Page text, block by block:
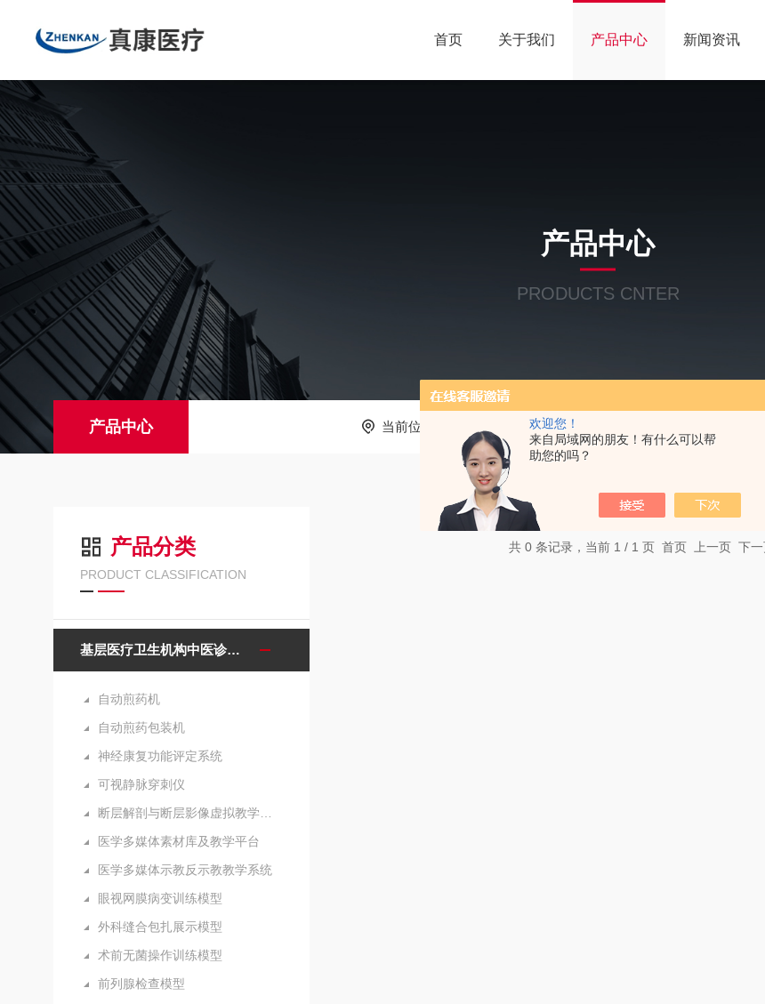
欢迎您！
来自局域网的朋友！有什么可以帮
助您的吗？
首页 关于我们 产品中心 新闻资讯
产品中心
PRODUCTS CNTER
产品中心 当前位置： 产品中心 基层医疗卫生机构中医诊疗区
产品分类
PRODUCT CLASSIFICATION
基层医疗卫生机构中医诊疗区（中医馆）服务能力建设项目诊疗设备
自动煎药机
自动煎药包装机
神经康复功能评定系统
可视静脉穿刺仪
医学多媒体素材库及教学平台
医学多媒体示教反示教教学系统
眼视网膜病变训练模型
外科缝合包扎展示模型
术前无菌操作训练模型
前列腺检查模型
共 0 条记录，当前 1 / 1 页 首页 上一页 下